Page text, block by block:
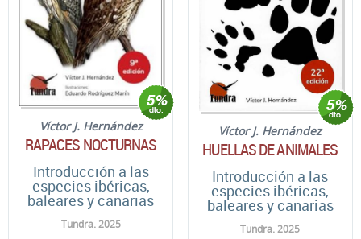
Víctor J. Hernández
RAPACES NOCTURNAS
Introducción a las
especies ibéricas,
baleares y canarias
Tundra. 2025
Víctor J. Hernández
HUELLAS DE ANIMALES
Introducción a las
especies ibéricas,
baleares y canarias
Tundra. 2025